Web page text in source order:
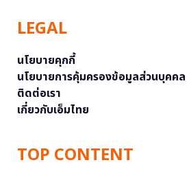
LEGAL
นโยบายคุกกี้
นโยบายการคุ้มครองข้อมูลส่วนบุคคล
ติดต่อเรา
เกี่ยวกับเอ็มไทย
TOP CONTENT